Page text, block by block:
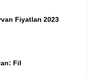
Fiyatları 2023
Fil